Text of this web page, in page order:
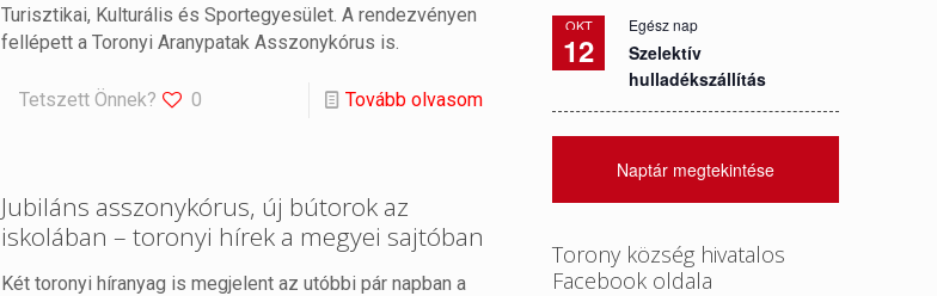
Turisztikai, Kulturális és Sportegyesület. A rendezvényen
fellépett a Toronyi Aranypatak Asszonykórus is.
Tetszett Önnek? 0 Tovább olvasom
Jubiláns asszonykórus, új bútorok az
iskolában – toronyi hírek a megyei sajtóban
Két toronyi híranyag is megjelent az utóbbi pár napban a
OKT
12
Egész nap
Szelektív
hulladékszállítás
Naptár megtekintése
Torony község hivatalos
Facebook oldala